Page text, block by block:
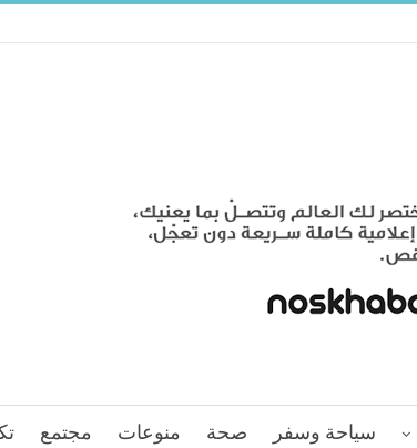
سياحة وسفر صحة منوعات مجتمع